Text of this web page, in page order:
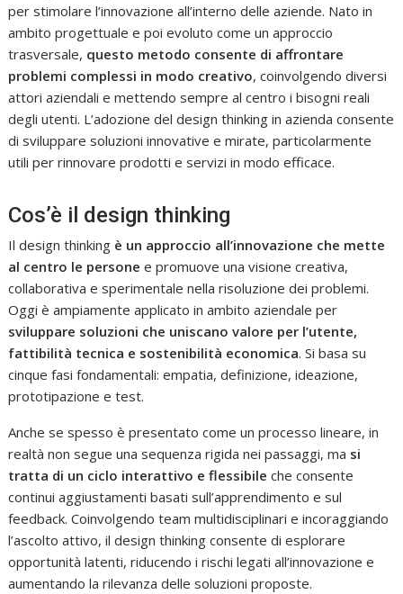
per stimolare l’innovazione all’interno delle aziende. Nato in
ambito progettuale e poi evoluto come un approccio
trasversale, questo metodo consente di affrontare
problemi complessi in modo creativo, coinvolgendo diversi
attori aziendali e mettendo sempre al centro i bisogni reali
degli utenti. L’adozione del design thinking in azienda consente
di sviluppare soluzioni innovative e mirate, particolarmente
utili per rinnovare prodotti e servizi in modo efficace.
Cos’è il design thinking
Il design thinking è un approccio all’innovazione che mette
al centro le personee promuove una visione creativa,
collaborativa e sperimentale nella risoluzione dei problemi.
Oggi è ampiamente applicato in ambito aziendale per
sviluppare soluzioni che uniscano valore per l’utente,
fattibilità tecnica e sostenibilità economica. Si basa su
cinque fasi fondamentali: empatia, definizione, ideazione,
prototipazione e test.
Anche se spesso è presentato come un processo lineare, in
realtà non segue una sequenza rigida nei passaggi, ma si
tratta di un ciclo interattivo e flessibile che consente
continui aggiustamenti basati sull’apprendimento e sul
feedback. Coinvolgendo team multidisciplinari e incoraggiando
l’ascolto attivo, il design thinking consente di esplorare
opportunità latenti, riducendo i rischi legati all’innovazione e
aumentando la rilevanza delle soluzioni proposte.